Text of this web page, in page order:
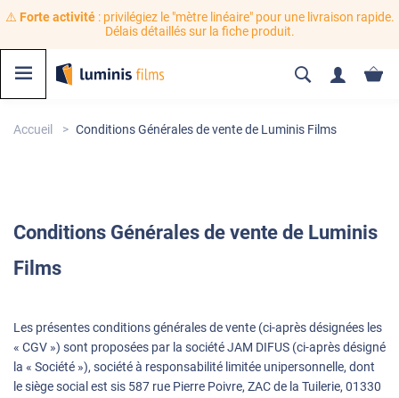
⚠️ Forte activité: privilégiez le "mètre linéaire" pour une livraison rapide.
Délais détaillés sur la fiche produit.
Accueil Conditions Générales de vente de Luminis Films
Conditions Générales de vente de Luminis
Films
Les présentes conditions générales de vente (ci-après désignées les
« CGV ») sont proposées par la société JAM DIFUS (ci-après désigné
la « Société »), société à responsabilité limitée unipersonnelle, dont
le siège social est sis 587 rue Pierre Poivre, ZAC de la Tuilerie, 01330